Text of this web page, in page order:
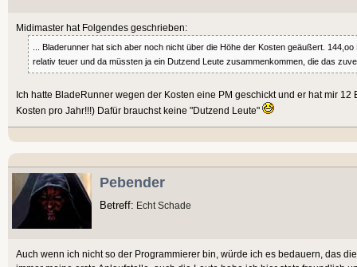
Midimaster hat Folgendes geschrieben:
... Bladerunner hat sich aber noch nicht über die Höhe der Kosten geäußert.
relativ teuer und da müssten ja ein Dutzend Leute zusammenkommen, die das
Ich hatte BladeRunner wegen der Kosten eine PM geschickt und er hat mir
Kosten pro Jahr!!!) Dafür brauchst keine "Dutzend Leute"
Pebender
Betreff: Echt Schade
Auch wenn ich nicht so der Programmierer bin, würde ich es bedauern, das